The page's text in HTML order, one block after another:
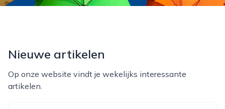
Nieuwe artikelen
Op onze website vindt je wekelijks interessante
artikelen.